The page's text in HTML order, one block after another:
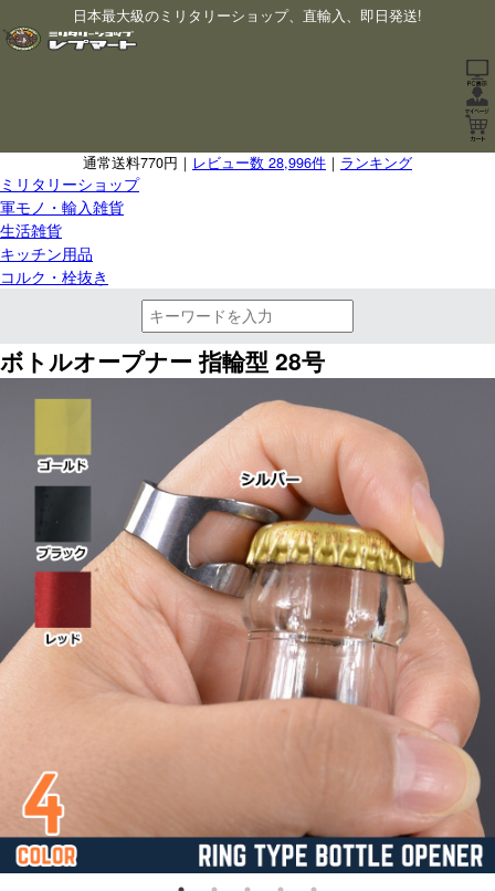
日本最大級のミリタリーショップ、直輸入、即日発送!
通常送料770円｜ レビュー数 28,996件 ｜ ランキング
ミリタリーショップ
軍モノ・輸入雑貨
生活雑貨
キッチン用品
コルク・栓抜き
ボトルオープナー 指輪型 28号